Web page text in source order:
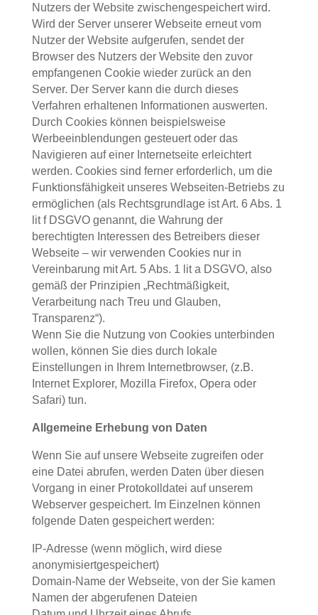
Nutzers der Website zwischengespeichert wird.
Wird der Server unserer Webseite erneut vom
Nutzer der Website aufgerufen, sendet der
Browser des Nutzers der Website den zuvor
empfangenen Cookie wieder zurück an den
Server. Der Server kann die durch dieses
Verfahren erhaltenen Informationen auswerten.
Durch Cookies können beispielsweise
Werbeeinblendungen gesteuert oder das
Navigieren auf einer Internetseite erleichtert
werden. Cookies sind ferner erforderlich, um die
Funktionsfähigkeit unseres Webseiten-Betriebs zu
ermöglichen (als Rechtsgrundlage ist Art. 6 Abs. 1
lit f DSGVO genannt, die Wahrung der
berechtigten Interessen des Betreibers dieser
Webseite – wir verwenden Cookies nur in
Vereinbarung mit Art. 5 Abs. 1 lit a DSGVO, also
gemäß der Prinzipien „Rechtmäßigkeit,
Verarbeitung nach Treu und Glauben,
Transparenz“).
Wenn Sie die Nutzung von Cookies unterbinden
wollen, können Sie dies durch lokale
Einstellungen in Ihrem Internetbrowser, (z.B.
Internet Explorer, Mozilla Firefox, Opera oder
Safari) tun.
Allgemeine Erhebung von Daten
Wenn Sie auf unsere Webseite zugreifen oder
eine Datei abrufen, werden Daten über diesen
Vorgang in einer Protokolldatei auf unserem
Webserver gespeichert. Im Einzelnen können
folgende Daten gespeichert werden:
IP-Adresse (wenn möglich, wird diese
anonymisiertgespeichert)
Domain-Name der Webseite, von der Sie kamen
Namen der abgerufenen Dateien